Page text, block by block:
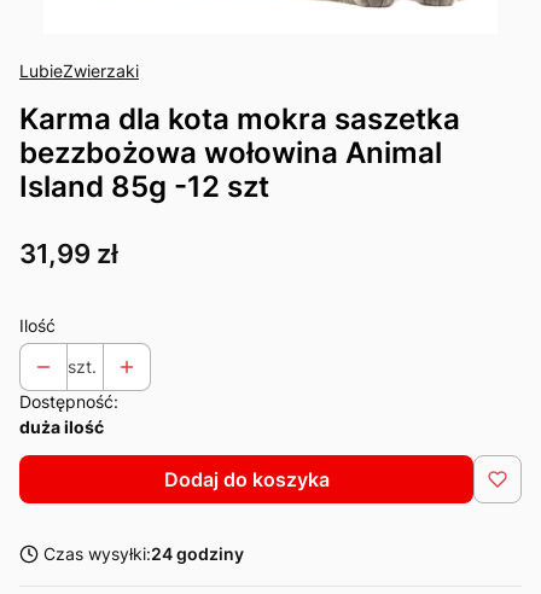
LubieZwierzaki
Karma dla kota mokra saszetka
bezzbożowa wołowina Animal
Island 85g -12 szt
Cena
31,99 zł
Ilość
szt.
Dostępność:
duża ilość
Dodaj do koszyka
Czas wysyłki:24 godziny